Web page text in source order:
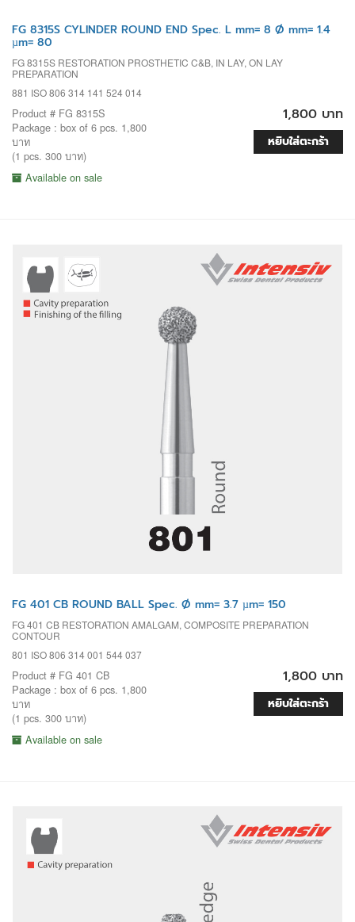
FG 8315S CYLINDER ROUND END Spec. L mm= 8 Ø mm= 1.4
µm= 80
FG 8315S RESTORATION PROSTHETIC C&B, IN LAY, ON LAY
PREPARATION
881 ISO 806 314 141 524 014
Product # FG 8315S
Package : box of 6 pcs. 1,800
บาท
(1 pcs. 300 บาท)
Available on sale
1,800 บาท
หยิบใส่ตะกร้า
FG 401 CB ROUND BALL Spec. Ø mm= 3.7 µm= 150
FG 401 CB RESTORATION AMALGAM, COMPOSITE PREPARATION
CONTOUR
801 ISO 806 314 001 544 037
Product # FG 401 CB
Package : box of 6 pcs. 1,800
บาท
(1 pcs. 300 บาท)
Available on sale
1,800 บาท
หยิบใส่ตะกร้า